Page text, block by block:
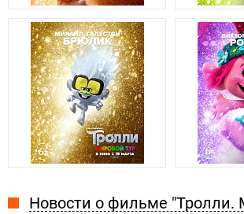
Новости о фильме "Тролли.